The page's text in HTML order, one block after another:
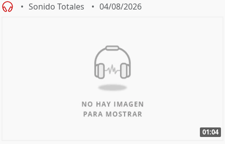
Sonido Totales 04/08/2026
01:04